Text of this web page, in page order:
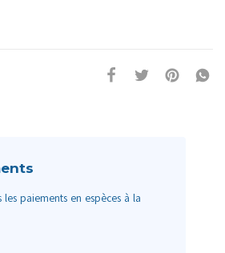
les paiements en espèces à la